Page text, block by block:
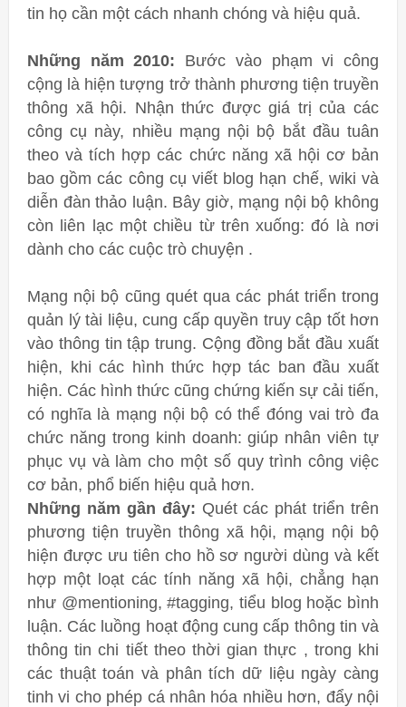
tin họ cần một cách nhanh chóng và hiệu quả.
Những năm 2010: Bước vào phạm vi công
cộng là hiện tượng trở thành phương tiện truyền
thông xã hội. Nhận thức được giá trị của các
công cụ này, nhiều mạng nội bộ bắt đầu tuân
theo và tích hợp các chức năng xã hội cơ bản
bao gồm các công cụ viết blog hạn chế, wiki và
diễn đàn thảo luận. Bây giờ, mạng nội bộ không
còn liên lạc một chiều từ trên xuống: đó là nơi
dành cho các cuộc trò chuyện .
Mạng nội bộ cũng quét qua các phát triển trong
quản lý tài liệu, cung cấp quyền truy cập tốt hơn
vào thông tin tập trung. Cộng đồng bắt đầu xuất
hiện, khi các hình thức hợp tác ban đầu xuất
hiện. Các hình thức cũng chứng kiến ​​sự cải tiến,
có nghĩa là mạng nội bộ có thể đóng vai trò đa
chức năng trong kinh doanh: giúp nhân viên tự
phục vụ và làm cho một số quy trình công việc
cơ bản, phổ biến hiệu quả hơn.
Những năm gần đây: Quét các phát triển trên
phương tiện truyền thông xã hội, mạng nội bộ
hiện được ưu tiên cho hồ sơ người dùng và kết
hợp một loạt các tính năng xã hội, chẳng hạn
như @mentioning, #tagging, tiểu blog hoặc bình
luận. Các luồng hoạt động cung cấp thông tin và
thông tin chi tiết theo thời gian thực , trong khi
các thuật toán và phân tích dữ liệu ngày càng
tinh vi cho phép cá nhân hóa nhiều hơn, đẩy nội